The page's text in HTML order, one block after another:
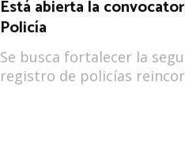
Está abierta la
Policía
Se busca fortalecer la
registro de policías